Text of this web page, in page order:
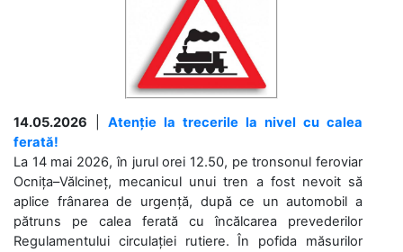
14.05.2026
Atenție la trecerile la nivel cu calea
ferată!
La 14 mai 2026, în jurul orei 12.50, pe tronsonul feroviar
Ocnița–Vălcineț, mecanicul unui tren a fost nevoit să
aplice frânarea de urgență, după ce un automobil a
pătruns pe calea ferată cu încălcarea prevederilor
Regulamentului circulației rutiere. În pofida măsurilor